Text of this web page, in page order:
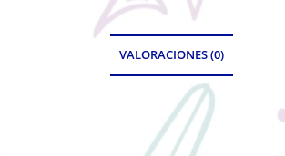
VALORACIONES (0)